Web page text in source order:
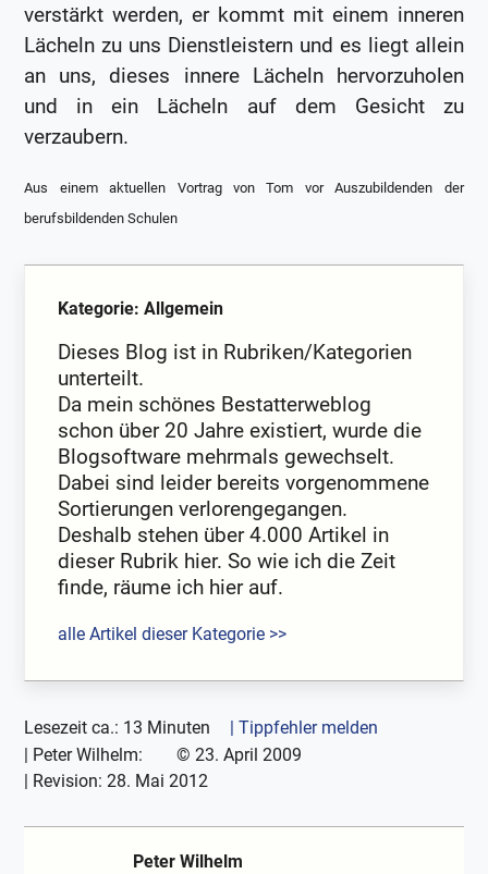
verstärkt werden, er kommt mit einem inneren
Lächeln zu uns Dienstleistern und es liegt allein
an uns, dieses innere Lächeln hervorzuholen
und in ein Lächeln auf dem Gesicht zu
verzaubern.
Aus einem aktuellen Vortrag von Tom vor Auszubildenden der
berufsbildenden Schulen
Kategorie: Allgemein
Dieses Blog ist in Rubriken/Kategorien
unterteilt.
Da mein schönes Bestatterweblog
schon über 20 Jahre existiert, wurde die
Blogsoftware mehrmals gewechselt.
Dabei sind leider bereits vorgenommene
Sortierungen verlorengegangen.
Deshalb stehen über 4.000 Artikel in
dieser Rubrik hier. So wie ich die Zeit
finde, räume ich hier auf.
alle Artikel dieser Kategorie >>
Lesezeit ca.: 13 Minuten
| Tippfehler melden
Peter Wilhelm: © 23. April 2009
| Revision:28. Mai 2012
Peter Wilhelm